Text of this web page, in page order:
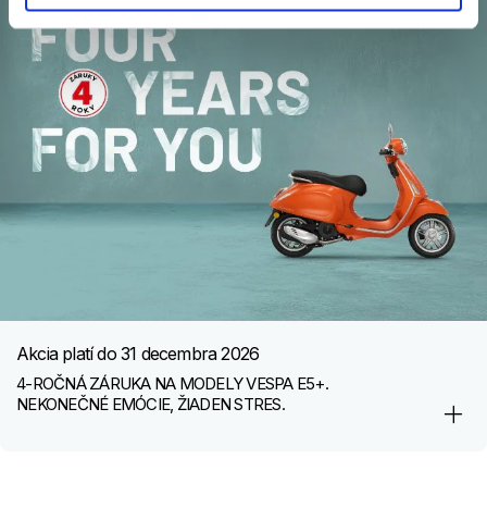
Akcia platí do31 decembra 2026
4-ROČNÁ ZÁRUKA NA MODELY VESPA E5+.
NEKONEČNÉ EMÓCIE, ŽIADEN STRES.